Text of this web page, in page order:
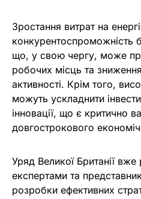
Зростання витрат на
конкурентоспроможність
що, у свою чергу, може
робочих місць та
активності. Крім того,
можуть ускладнити
інновації, що є критично
довгострокового
Уряд Великої Британії вже
експертами та
розробки ефективних